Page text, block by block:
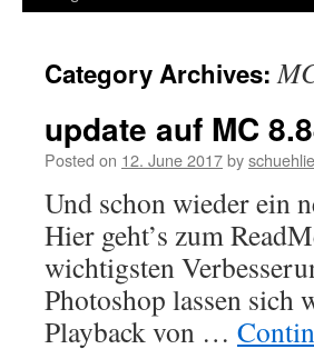
Category Archives:
update auf MC
Posted on 12. June 2017by
Und schon wieder ein
Hier geht’s zum
wichtigsten
Photoshop lassen
Playback von …